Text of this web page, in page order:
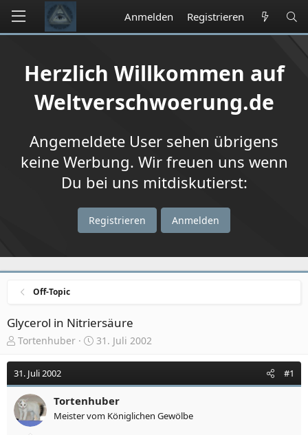
Anmelden Registrieren
Herzlich Willkommen auf
Weltverschwoerung.de
Angemeldete User sehen übrigens
keine Werbung. Wir freuen uns wenn
Du bei uns mitdiskutierst:
Registrieren Anmelden
Off-Topic
Glycerol in Nitriersäure
E
s
t
l
l
Tortenhuber
E
s
l
l
31. Juli 2002
31. Juli 2002 #1
Tortenhuber
Meister vom Königlichen Gewölbe